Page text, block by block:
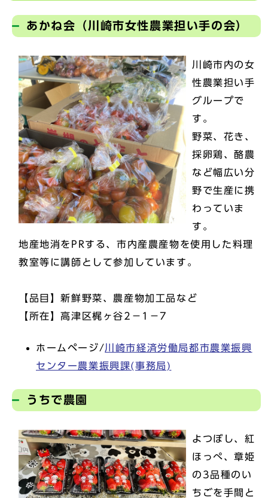
あかね会（川崎市女性農業担い手の会）
川崎市内の女
性農業担い手
グループで
す。
野菜、花き、
採卵鶏、酪農
など幅広い分
野で生産に携
わっていま
す。
地産地消をPRする、市内産農産物を使用した料理
教室等に講師として参加しています。
【品目】新鮮野菜、農産物加工品など
【所在】高津区梶ヶ谷2－1－7
ホームページ/川崎市経済労働局都市農業振興
センター農業振興課(事務局)
うちで農園
よつぼし、紅
ほっぺ、章姫
の3品種のい
ちごを手間と